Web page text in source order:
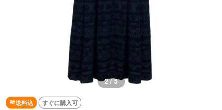
2 / 5
送料込 すぐに購入可